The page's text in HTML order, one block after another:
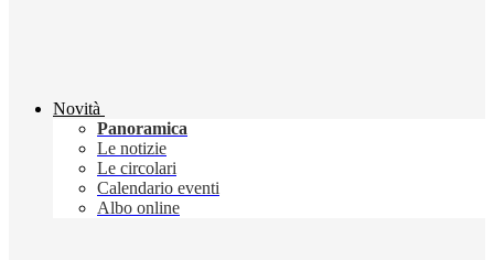
Novità
Panoramica
Le notizie
Le circolari
Calendario eventi
Albo online